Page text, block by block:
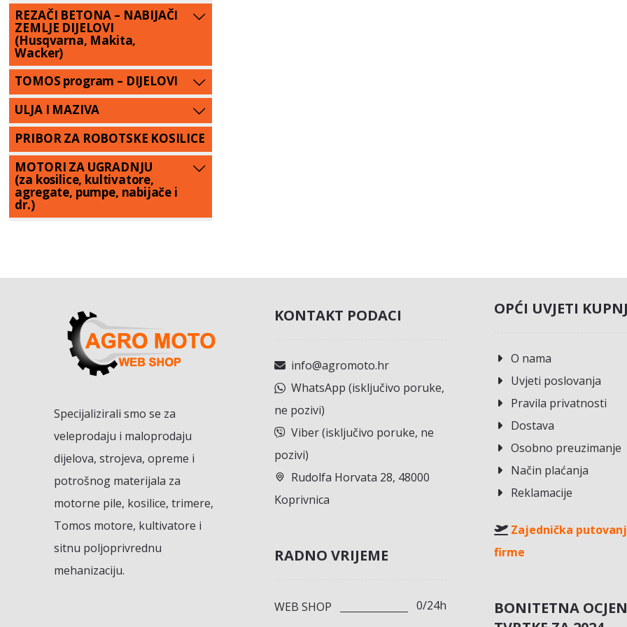
REZAČI BETONA – NABIJAČI
ZEMLJE DIJELOVI
(Husqvarna, Makita,
Wacker)
TOMOS program – DIJELOVI
ULJA I MAZIVA
PRIBOR ZA ROBOTSKE KOSILICE
MOTORI ZA UGRADNJU
(za kosilice, kultivatore,
agregate, pumpe, nabijače i
dr.)
Specijalizirali smo se za
veleprodaju i maloprodaju
dijelova, strojeva, opreme i
potrošnog materijala za
motorne pile, kosilice, trimere,
Tomos motore, kultivatore i
sitnu poljoprivrednu
mehanizaciju.
KONTAKT PODACI
info@agromoto.hr
WhatsApp (isključivo poruke,
ne pozivi)
Viber (isključivo poruke, ne
pozivi)
Rudolfa Horvata 28, 48000
Koprivnica
RADNO VRIJEME
WEB SHOP 0/24h
OPĆI UVJETI
O nama
Uvjeti poslovanja
Pravila privatnosti
Dostava
Osobno preuzimanje
Način plaćanja
Reklamacije
Zajednička
firme
BONITETNA